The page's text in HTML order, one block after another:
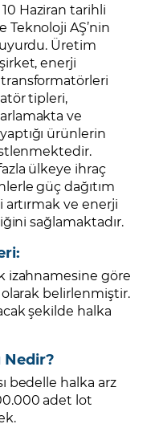
Haziran tarihli
AŞ’nin
Üretim
enerji
transformatörleri
tipleri,
ve
ürünlerin
ülkeye ihraç
güç dağıtım
ve enerji
sağlamaktadır.
izahnamesine göre
olarak belirlenmiştir.
şekilde halka
Nedir?
bedelle halka arz
adet lot